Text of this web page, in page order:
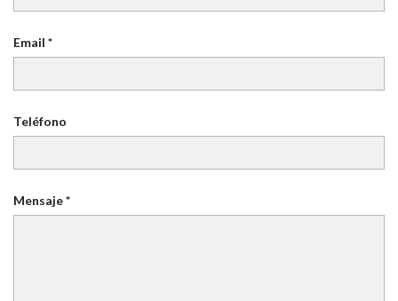
Email *
Teléfono
Mensaje *